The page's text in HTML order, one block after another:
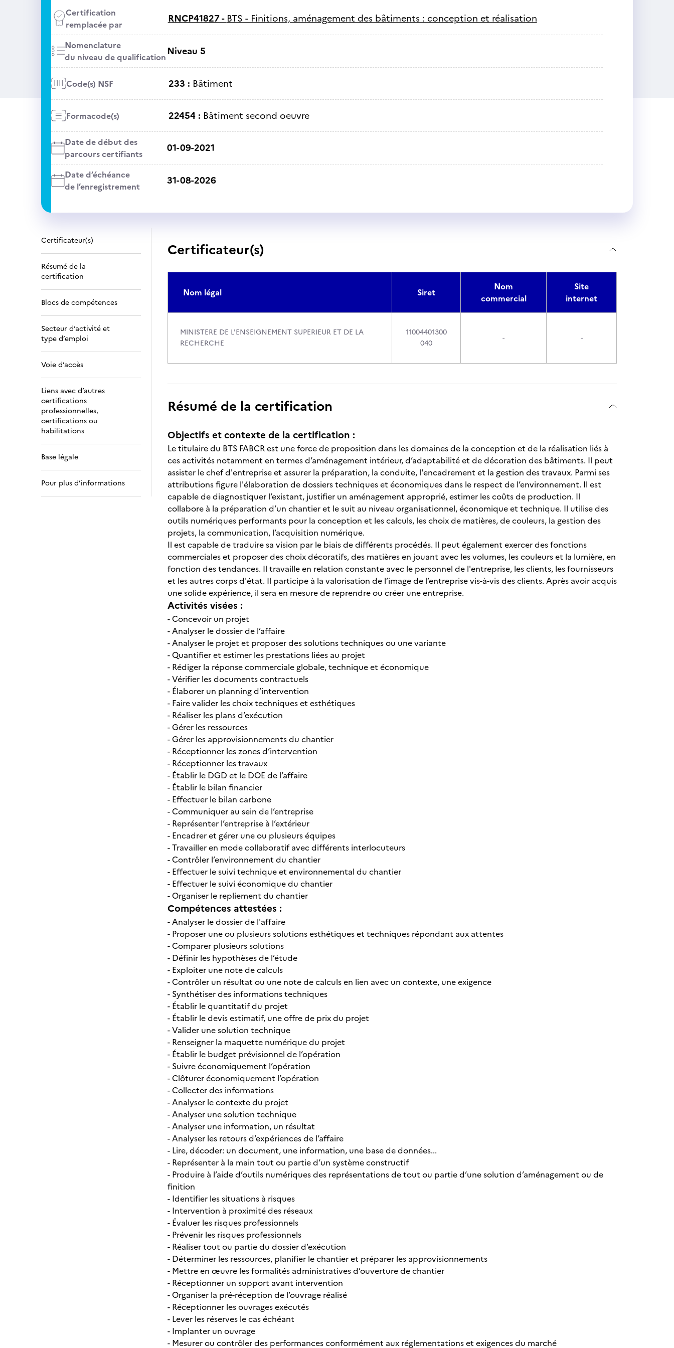
Certification
remplacée par
RNCP41827 - BTS - Finitions, aménagement des bâtiments : conception et réalisation
Nomenclature
du niveau de qualificationNiveau 5
Code(s) NSF 233 : Bâtiment
Formacode(s) 22454 : Bâtiment second oeuvre
Date de début des
parcours certifiants
01-09-2021
Date d’échéance
de l’enregistrement
31-08-2026
Certificateur(s)
Résumé de la
certification
Blocs de compétences
Secteur d’activité et
type d’emploi
Voie d’accès
Liens avec d’autres
certifications
professionnelles,
certifications ou
habilitations
Base légale
Pour plus d’informations
Certificateur(s)
Nom légal Siret
Nom
commercial
Site
internet
MINISTERE DE L'ENSEIGNEMENT SUPERIEUR ET DE LA
RECHERCHE
11004401300
040
- -
Résumé de la certification
Objectifs et contexte de la certification :
Le titulaire du BTS FABCR est une force de proposition dans les domaines de la conception et de la réalisation liés à
ces activités notamment en termes d’aménagement intérieur, d’adaptabilité et de décoration des bâtiments. Il peut
assister le chef d'entreprise et assurer la préparation, la conduite, l'encadrement et la gestion des travaux. Parmi ses
attributions figure l'élaboration de dossiers techniques et économiques dans le respect de l’environnement. Il est
capable de diagnostiquer l’existant, justifier un aménagement approprié, estimer les coûts de production. Il
collabore à la préparation d’un chantier et le suit au niveau organisationnel, économique et technique. Il utilise des
outils numériques performants pour la conception et les calculs, les choix de matières, de couleurs, la gestion des
projets, la communication, l’acquisition numérique.
Il est capable de traduire sa vision par le biais de différents procédés. Il peut également exercer des fonctions
commerciales et proposer des choix décoratifs, des matières en jouant avec les volumes, les couleurs et la lumière, en
fonction des tendances. Il travaille en relation constante avec le personnel de l'entreprise, les clients, les fournisseurs
et les autres corps d'état. Il participe à la valorisation de l’image de l’entreprise vis-à-vis des clients. Après avoir acquis
une solide expérience, il sera en mesure de reprendre ou créer une entreprise.
Activités visées :
- Concevoir un projet
- Analyser le dossier de l’affaire
- Analyser le projet et proposer des solutions techniques ou une variante
- Quantifier et estimer les prestations liées au projet
- Rédiger la réponse commerciale globale, technique et économique
- Vérifier les documents contractuels
- Élaborer un planning d’intervention
- Faire valider les choix techniques et esthétiques
- Réaliser les plans d’exécution
- Gérer les ressources
- Gérer les approvisionnements du chantier
- Réceptionner les zones d’intervention
- Réceptionner les travaux
- Établir le DGD et le DOE de l’affaire
- Établir le bilan financier
- Effectuer le bilan carbone
- Communiquer au sein de l’entreprise
- Représenter l’entreprise à l’extérieur
- Encadrer et gérer une ou plusieurs équipes
- Travailler en mode collaboratif avec différents interlocuteurs
- Contrôler l’environnement du chantier
- Effectuer le suivi technique et environnemental du chantier
- Effectuer le suivi économique du chantier
- Organiser le repliement du chantier
Compétences attestées :
- Analyser le dossier de l'affaire
- Proposer une ou plusieurs solutions esthétiques et techniques répondant aux attentes
- Comparer plusieurs solutions
- Définir les hypothèses de l’étude
- Exploiter une note de calculs
- Contrôler un résultat ou une note de calculs en lien avec un contexte, une exigence
- Synthétiser des informations techniques
- Établir le quantitatif du projet
- Établir le devis estimatif, une offre de prix du projet
- Valider une solution technique
- Renseigner la maquette numérique du projet
- Établir le budget prévisionnel de l’opération
- Suivre économiquement l’opération
- Clôturer économiquement l’opération
- Collecter des informations
- Analyser le contexte du projet
- Analyser une solution technique
- Analyser une information, un résultat
- Analyser les retours d’expériences de l’affaire
- Lire, décoder: un document, une information, une base de données...
- Représenter à la main tout ou partie d’un système constructif
- Produire à l’aide d’outils numériques des représentations de tout ou partie d’une solution d’aménagement ou de
finition
- Identifier les situations à risques
- Intervention à proximité des réseaux
- Évaluer les risques professionnels
- Prévenir les risques professionnels
- Réaliser tout ou partie du dossier d’exécution
- Déterminer les ressources, planifier le chantier et préparer les approvisionnements
- Mettre en œuvre les formalités administratives d’ouverture de chantier
- Réceptionner un support avant intervention
- Organiser la pré-réception de l’ouvrage réalisé
- Réceptionner les ouvrages exécutés
- Lever les réserves le cas échéant
- Implanter un ouvrage
- Mesurer ou contrôler des performances conformément aux réglementations et exigences du marché